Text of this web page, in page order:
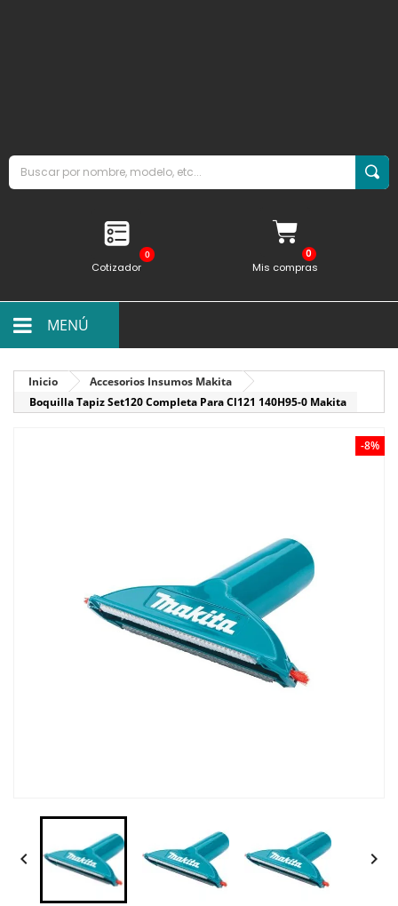
0
Cotizador Mis compras
MENÚ
Inicio
Accesorios Insumos Makita
Boquilla Tapiz Set120 Completa Para Cl121 140H95-0 Makita
-8%
 